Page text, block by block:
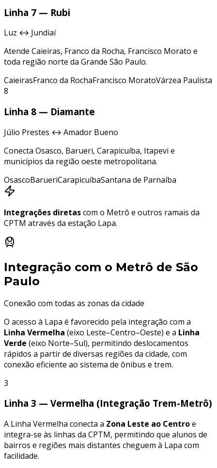
Linha 7 — Rubi
Luz ↔ Jundiaí
Atende Caieiras, Franco da Rocha, Francisco Morato e
toda região norte da Grande São Paulo.
CaieirasFranco da RochaFrancisco MoratoVárzea Paulista
8
Linha 8 — Diamante
Júlio Prestes ↔ Amador Bueno
Conecta Osasco, Barueri, Carapicuíba, Itapevi e
municípios da região oeste metropolitana.
OsascoBarueriCarapicuíbaSantana de Parnaíba
Integrações diretascom o Metrô e outros ramais da
CPTM através da estação Lapa.
Integração com o Metrô de São
Paulo
Conexão com todas as zonas da cidade
O acesso à Lapa é favorecido pela integração com a
Linha Vermelha (eixo Leste–Centro–Oeste) e a Linha
Verde (eixo Norte–Sul), permitindo deslocamentos
rápidos a partir de diversas regiões da cidade, com
conexão eficiente ao sistema de ônibus e trem.
3
Linha 3 — Vermelha (Integração Trem-Metrô)
A Linha Vermelha conecta a Zona Leste ao Centroe
integra-se às linhas da CPTM, permitindo que alunos de
bairros e regiões mais distantes cheguem à Lapa com
facilidade.